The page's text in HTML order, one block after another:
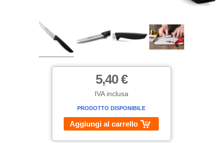
5,40 €
IVA inclusa
PRODOTTO DISPONIBILE
Aggiungi al carrello